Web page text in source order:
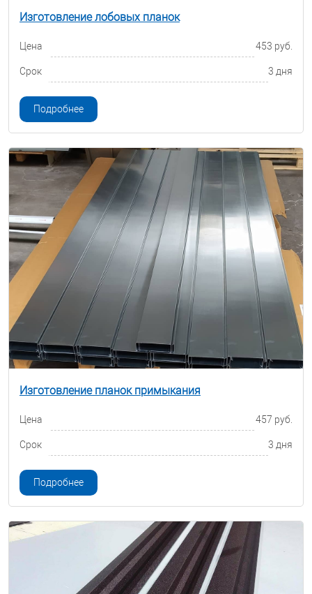
Изготовление лобовых планок
Цена 453 руб.
Срок 3 дня
Подробнее
Изготовление планок примыкания
Цена 457 руб.
Срок 3 дня
Подробнее